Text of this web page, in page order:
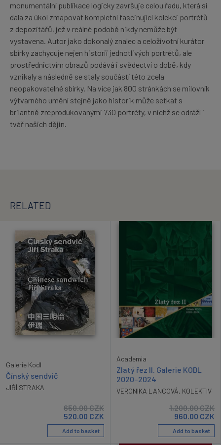
monumentální publikace logicky završuje celou řadu, která si
dala za úkol zmapovat kompletní fascinující kolekci portrétů
z depozitářů, jež v reálné podobě nikdy nemůže být
vystavena. Autor jako dokonalý znalec a celoživotní kurátor
sbírky zachycuje nejen historii jednotlivých portrétů, ale
prostřednictvím obrazů podává i svědectví o době, kdy
vznikaly a následně se staly součástí této zcela
neopakovatelné sbírky. Na více jak 800 stránkách se milovník
výtvarného umění stejně jako historik může setkat s
brilantně zreprodukovanými 730 portréty, v nichž se odráží i
tvář našich dějin.
RELATED
Galerie Kodl
Čínský sendvič
JIŘÍ STRAKA
650.00CZK
520.00 CZK
Add to basket
Academia
Zlatý řez II. Galerie KODL
2020–2024
VERONIKA LANCOVÁ, KOLEKTIV
1,200.00CZK
960.00 CZK
Add to basket